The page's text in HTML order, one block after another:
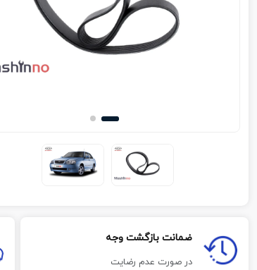
ضمانت بازگشت وجه
در صورت عدم رضایت